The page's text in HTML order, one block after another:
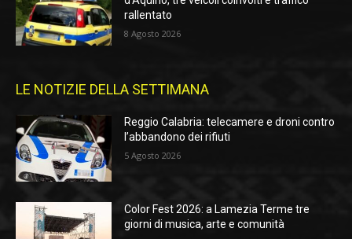
rallentato
8 Agosto 2026
LE NOTIZIE DELLA SETTIMANA
Reggio Calabria: telecamere e droni contro
l’abbandono dei rifiuti
5 Agosto 2026
Color Fest 2026: a Lamezia Terme tre
giorni di musica, arte e comunità